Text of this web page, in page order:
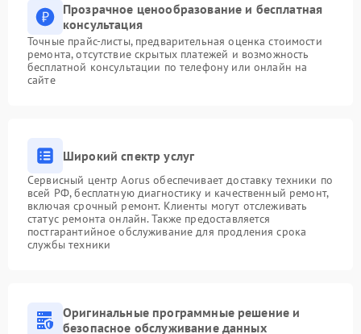
Прозрачное ценообразование и бесплатная
консультация
Точные прайс-листы, предварительная оценка стоимости
ремонта, отсутствие скрытых платежей и возможность
бесплатной консультации по телефону или онлайн на
сайте
Широкий спектр услуг
Сервисный центр Aorus обеспечивает доставку техники по
всей РФ, бесплатную диагностику и качественный ремонт,
включая срочный ремонт. Клиенты могут отслеживать
статус ремонта онлайн. Также предоставляется
постгарантийное обслуживание для продления срока
службы техники
Оригинальные программные решение и
безопасное обслуживание данных